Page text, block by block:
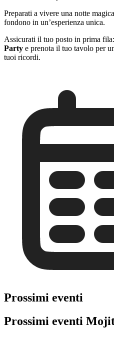
Preparati a vivere una notte
fondono in un’esperienza unica.
Assicurati il tuo posto in prima
Party e prenota il tuo tavolo per
tuoi ricordi.
Prossimi eventi
Prossimi eventi